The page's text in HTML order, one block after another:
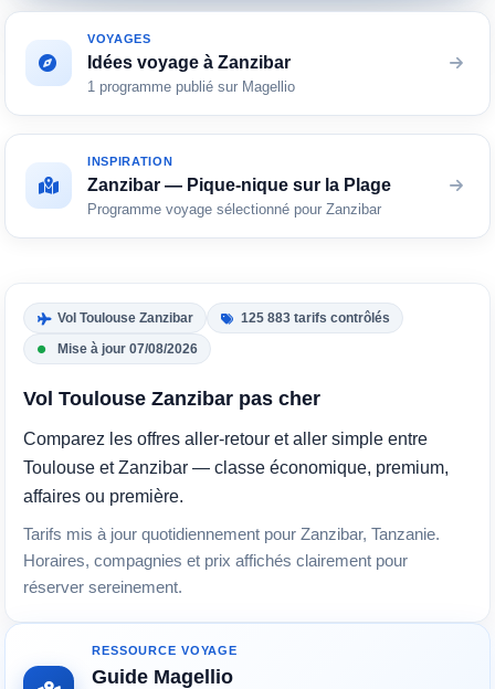
VOYAGES
Idées voyage à Zanzibar
1 programme publié sur Magellio
INSPIRATION
Zanzibar — Pique-nique sur la Plage
Programme voyage sélectionné pour Zanzibar
Vol Toulouse Zanzibar 125 883 tarifs contrôlés
Mise à jour 07/08/2026
Vol Toulouse Zanzibar pas cher
Comparez les offres aller-retour et aller simple entre
Toulouse et Zanzibar — classe économique, premium,
affaires ou première.
Tarifs mis à jour quotidiennement pour Zanzibar, Tanzanie.
Horaires, compagnies et prix affichés clairement pour
réserver sereinement.
RESSOURCE VOYAGE
Guide Magellio